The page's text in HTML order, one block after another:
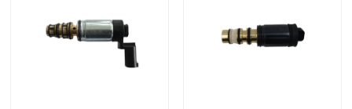
автоматический компрессор воздуха